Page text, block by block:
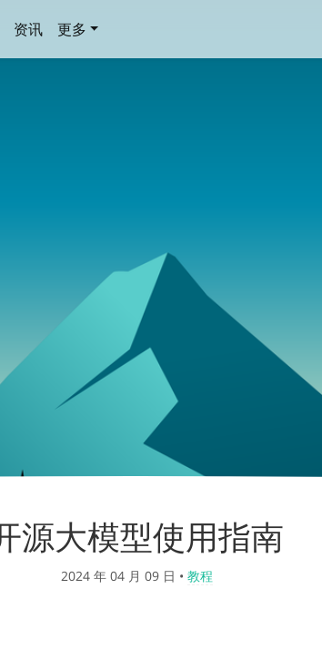
资讯 更多
源大模型使用指南
2024 年 04 月 09 日 • 教程